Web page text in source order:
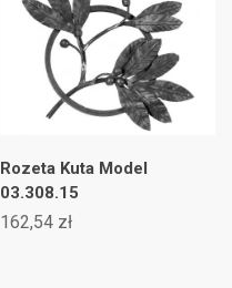
Rozeta Kuta Model
03.308.15
162,54 zł